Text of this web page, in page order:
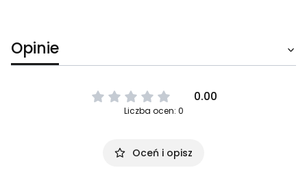
Opinie
0.00
Liczba ocen: 0
Oceń i opisz